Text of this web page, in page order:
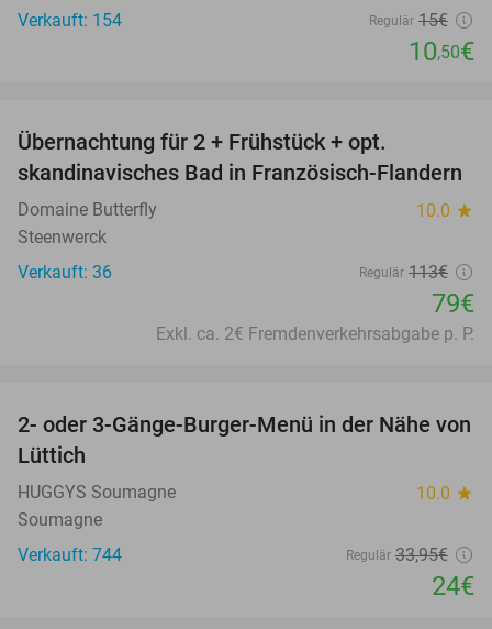
Verkauft: 154 Regulär 15€
10,50€
Übernachtung für 2 + Frühstück + opt.
skandinavisches Bad in Französisch-Flandern
Domaine Butterfly 10.0 star
Steenwerck
Verkauft: 36
Regulär 113€
79€
Exkl. ca. 2€ Fremdenverkehrsabgabe p. P.
29%
2- oder 3-Gänge-Burger-Menü in der Nähe von
Lüttich
HUGGYS Soumagne 10.0 star
Soumagne
Verkauft: 744
Regulär 33,95€
24€